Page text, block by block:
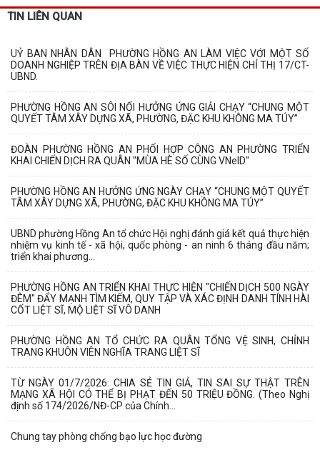
TIN LIÊN QUAN
UỶ BAN NHÂN DÂN PHƯỜNG HỒNG AN LÀM VIỆC VỚI MỘT SỐ
DOANH NGHIỆP TRÊN ĐỊA BÀN VỀ VIỆC THỰC HIỆN CHỈ THỊ 17/CT-
UBND.
PHƯỜNG HỒNG AN SÔI NỔI HƯỞNG ỨNG GIẢI CHẠY “CHUNG MỘT
QUYẾT TÂM XÂY DỰNG XÃ, PHƯỜNG, ĐẶC KHU KHÔNG MA TÚY”
ĐOÀN PHƯỜNG HỒNG AN PHỐI HỢP CÔNG AN PHƯỜNG TRIỂN
KHAI CHIẾN DỊCH RA QUÂN "MÙA HÈ SỐ CÙNG VNeID"
PHƯỜNG HỒNG AN HƯỞNG ỨNG NGÀY CHẠY “CHUNG MỘT QUYẾT
TÂM XÂY DỰNG XÃ, PHƯỜNG, ĐẶC KHU KHÔNG MA TÚY”
UBND phường Hồng An tổ chức Hội nghị đánh giá kết quả thực hiện
nhiệm vụ kinh tế - xã hội, quốc phòng - an ninh 6 tháng đầu năm;
triển khai phương...
PHƯỜNG HỒNG AN TRIỂN KHAI THỰC HIỆN "CHIẾN DỊCH 500 NGÀY
ĐÊM" ĐẨY MẠNH TÌM KIẾM, QUY TẬP VÀ XÁC ĐỊNH DANH TÍNH HÀI
CỐT LIỆT SĨ, MỘ LIỆT SĨ VÔ DANH
PHƯỜNG HỒNG AN TỔ CHỨC RA QUÂN TỔNG VỆ SINH, CHỈNH
TRANG KHUÔN VIÊN NGHĨA TRANG LIỆT SĨ
TỪ NGÀY 01/7/2026: CHIA SẺ TIN GIẢ, TIN SAI SỰ THẬT TRÊN
MẠNG XÃ HỘI CÓ THỂ BỊ PHẠT ĐẾN 50 TRIỆU ĐỒNG. (Theo Nghị
định số 174/2026/NĐ-CP của Chính...
Chung tay phòng chống bạo lực học đường